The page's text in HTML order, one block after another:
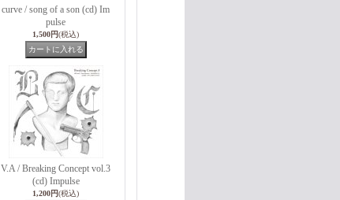
curve / song of a son (cd) Im
pulse
1,500円(税込)
V.A / Breaking Concept vol.3
(cd) Impulse
1,200円(税込)